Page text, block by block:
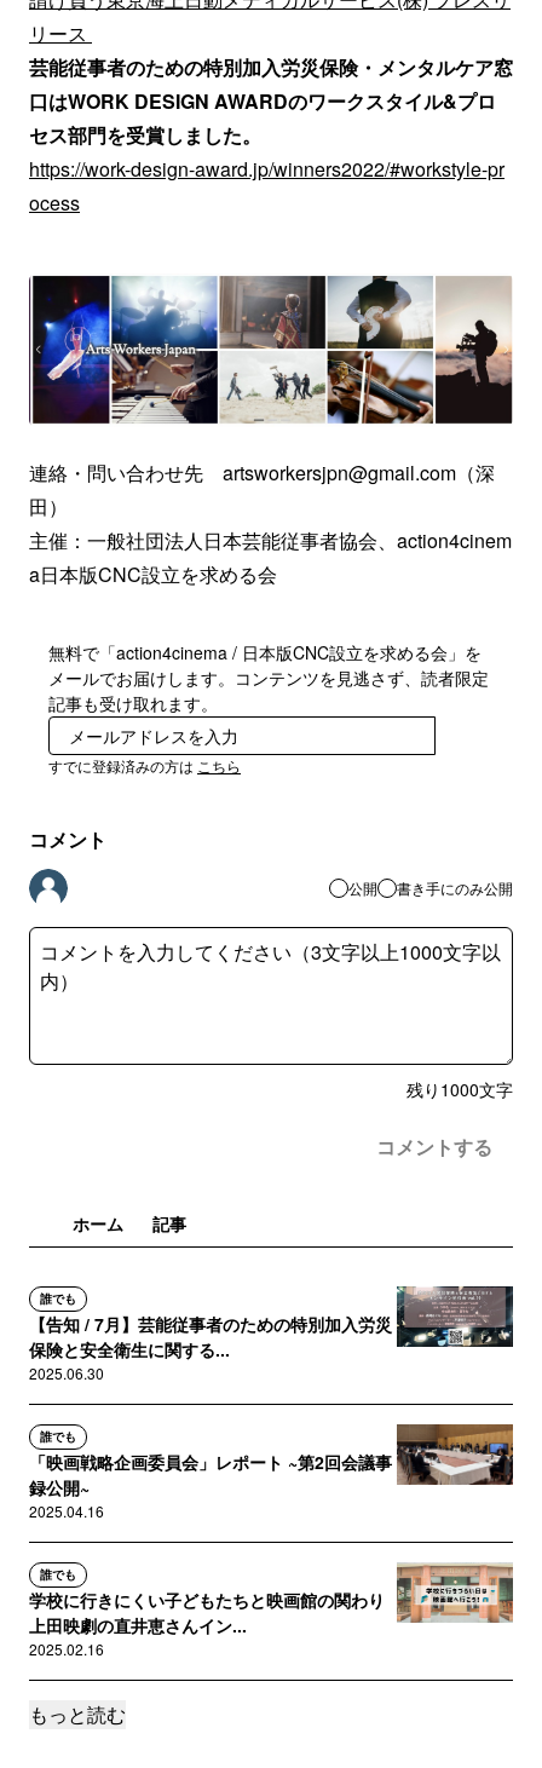
リース
芸能従事者のための特別加入労災保険・メンタルケア窓
口はWORK DESIGN AWARDのワークスタイル&プロ
セス部門を受賞しました。
https://work-design-award.jp/winners2022/#workstyle-pr
ocess
連絡・問い合わせ先 artsworkersjpn@gmail.com（深
田）
主催：一般社団法人日本芸能従事者協会、action4cinem
a日本版CNC設立を求める会
無料で「action4cinema / 日本版CNC設立を求める会」を
メールでお届けします。コンテンツを見逃さず、読者限定
記事も受け取れます。
すでに登録済みの方は こちら
コメント
公開 書き手にのみ公開
残り 1000文字
コメントする
ホーム 記事
誰でも
【告知 / 7月】芸能従事者のための特別加入労災
保険と安全衛生に関する...
2025.06.30
誰でも
「映画戦略企画委員会」レポート ~第2回会議事
録公開~
2025.04.16
誰でも
学校に行きにくい子どもたちと映画館の関わり
上田映劇の直井恵さんイン...
2025.02.16
誰でも
もっと読む